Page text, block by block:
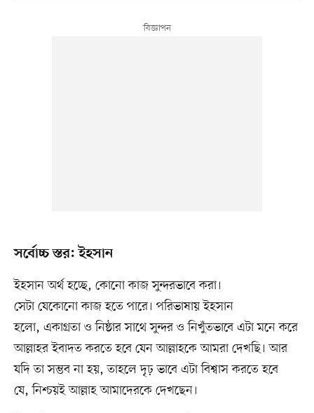
সর্বোচ্চ স্তর: ইহসান
ইহসান অর্থ হচ্ছে, কোনো কাজ সুন্দরভাবে করা।
সেটা যেকোনো কাজ হতে পারে। পরিভাষায় ইহসান
হলো, একাগ্রতা ও নিষ্ঠার সাথে সুন্দর ও নিখুঁতভাবে এটা মনে করে
আল্লাহর ইবাদত করতে হবে যেন আল্লাহকে আমরা দেখছি। আর
যদি তা সম্ভব না হয়, তাহলে দৃঢ় ভাবে এটা বিশ্বাস করতে হবে
যে, নিশ্চয়ই আল্লাহ আমাদেরকে দেখছেন।